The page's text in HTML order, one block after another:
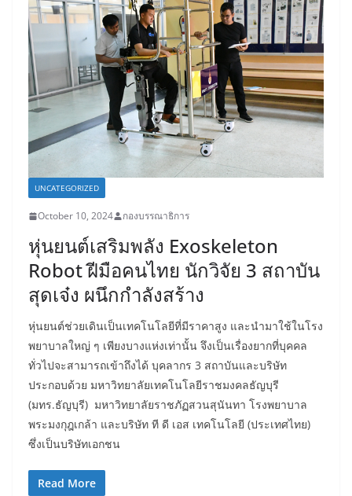
UNCATEGORIZED
October 10, 2024 กองบรรณาธิการ
หุ่นยนต์เสริมพลัง Exoskeleton
Robot ฝีมือคนไทย นักวิจัย 3 สถาบัน
สุดเจ๋ง ผนึกกำลังสร้าง
หุ่นยนต์ช่วยเดินเป็นเทคโนโลยีที่มีราคาสูง และนำมาใช้ในโรง
พยาบาลใหญ่ ๆ เพียงบางแห่งเท่านั้น จึงเป็นเรื่องยากที่บุคคล
ทั่วไปจะสามารถเข้าถึงได้ บุคลากร 3 สถาบันและบริษัท
ประกอบด้วย มหาวิทยาลัยเทคโนโลยีราชมงคลธัญบุรี
(มทร.ธัญบุรี) มหาวิทยาลัยราชภัฏสวนสุนันทา โรงพยาบาล
พระมงกุฎเกล้า และบริษัท ที ดี เอส เทคโนโลยี (ประเทศไทย)
ซึ่งเป็นบริษัทเอกชน
Read More